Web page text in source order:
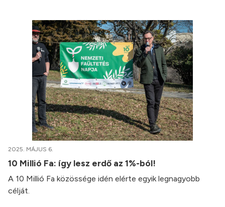
2025. MÁJUS 6.
10 Millió Fa: így lesz erdő az 1%-ból!
A 10 Millió Fa közössége idén elérte egyik legnagyobb
célját.